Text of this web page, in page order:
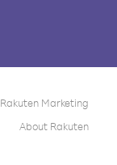
Rakuten Marketing
About Rakuten